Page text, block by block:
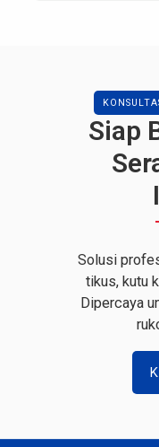
Siap
Solusi
tikus, kutu
Dipercaya